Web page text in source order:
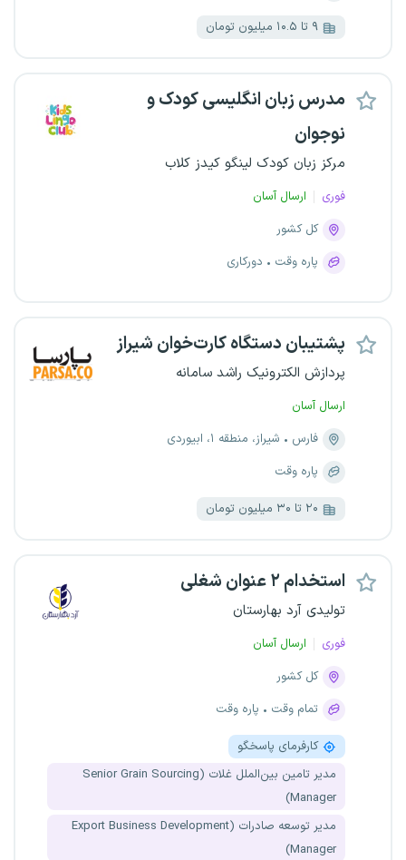
۹ تا ۱۰.۵ میلیون تومان
مدرس زبان انگلیسی کودک و
نوجوان
مرکز زبان کودک لینگو کیدز کلاب
فوری
ارسال آسان
کل کشور
پاره وقت
دورکاری
پشتیبان دستگاه کارت‌خوان شیراز
پردازش الکترونیک راشد سامانه
ارسال آسان
فارس
شیراز، منطقه ۱، ابیوردی
پاره وقت
۲۰ تا ۳۰ میلیون تومان
استخدام ۲ عنوان شغلی
تولیدی آرد بهارستان
فوری
ارسال آسان
کل کشور
تمام وقت
پاره وقت
کارفرمای پاسخگو
مدیر تامین بین‌الملل غلات (Senior Grain Sourcing
Manager)
مدیر توسعه صادرات (Export Business Development
Manager)